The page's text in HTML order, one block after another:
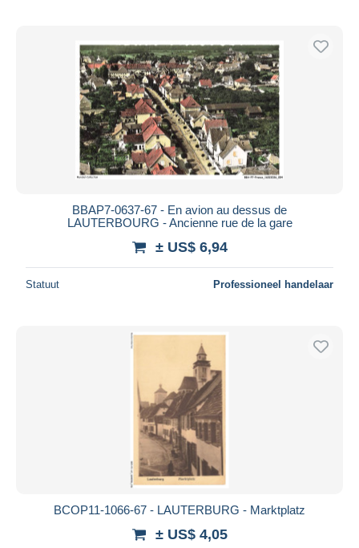
BBAP7-0637-67 - En avion au dessus de
LAUTERBOURG - Ancienne rue de la gare
± US$ 6,94
Statuut Professioneel handelaar
BCOP11-1066-67 - LAUTERBURG - Marktplatz
± US$ 4,05